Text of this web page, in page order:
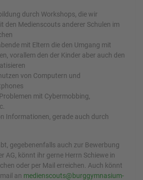
durch Workshops, die wir
den Medienscouts anderer Schulen im
mit Eltern die den Umgang mit
vorallem den der Kinder aber auch den
von Computern und
mit Cybermobbing,
Informationen, gerade auch durch
gegebenenfalls auch zur Bewerbung
AG, könnt ihr gerne Herrn Schiewe in
oder per Mail erreichen. Auch könnt
an medienscouts@burggymnasium-